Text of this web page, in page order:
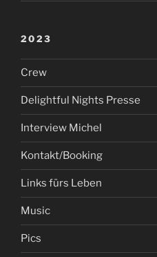
2023
Crew
Delightful Nights Presse
Interview Michel
Kontakt/Booking
Links fürs Leben
Music
Pics